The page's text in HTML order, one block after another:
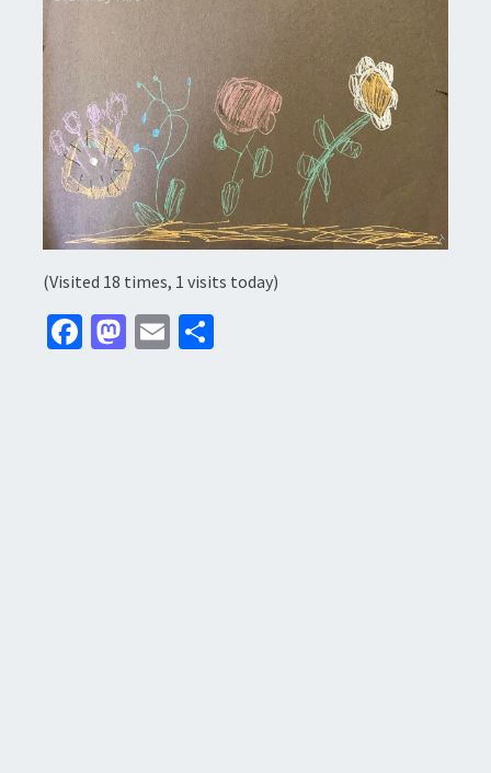
(Visited 18 times, 1 visits today)
Fa M E